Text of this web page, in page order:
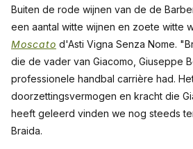
Buiten de rode wijnen van de de
een aantal witte wijnen en zoete witte
Moscato d'Asti Vigna Senza Nome.
die de vader van Giacomo, Giuseppe
professionele handbal carrière had.
doorzettingsvermogen en kracht die
heeft geleerd vinden we nog steeds
Braida.